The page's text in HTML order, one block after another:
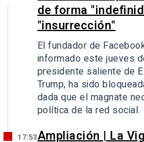
de forma
"insurrección"
El fundador de
informado este jueves
presidente saliente de
Trump, ha sido
dada que el magnate
política de la red social.
17:53Ampliación | La